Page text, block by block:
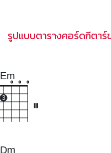
รูปแบบตารางคอร์ดกีตา
Em
3
o o o
Dm